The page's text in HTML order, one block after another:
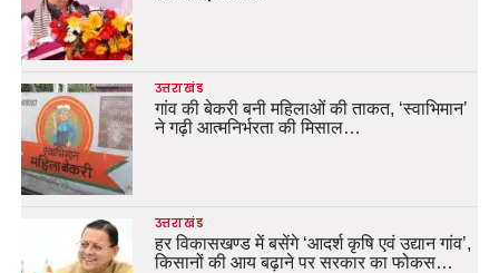
उत्तराखंड
गांव की बेकरी बनी महिलाओं की ताकत, ‘स्वाभिमान’
ने गढ़ी आत्मनिर्भरता की मिसाल…
उत्तराखंड
हर विकासखण्ड में बसेंगे ‘आदर्श कृषि एवं उद्यान गांव’,
किसानों की आय बढ़ाने पर सरकार का फोकस…